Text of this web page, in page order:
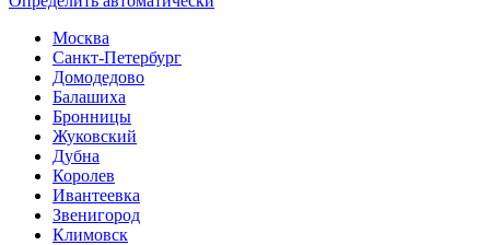
Москва
Санкт-Петербург
Домодедово
Балашиха
Бронницы
Жуковский
Дубна
Королев
Ивантеевка
Звенигород
Климовск